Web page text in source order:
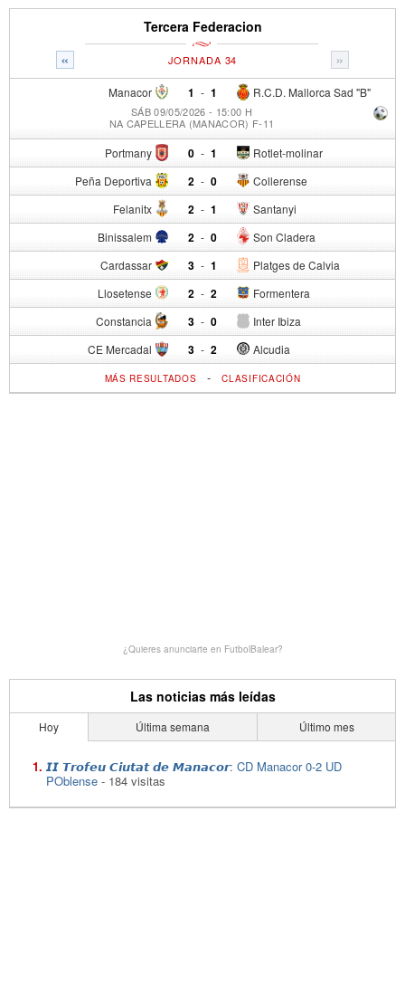
Tercera Federacion
« »
JORNADA 34
Manacor 1 - R.C.D. Mallorca Sad "B"
1
SÁB 09/05/2026 - 15:00 H
NA CAPELLERA (MANACOR) F-11
Portmany 0 - Rotlet-molinar
1
Peña Deportiva 2 - Collerense
0
Felanitx 2 - Santanyi
1
Binissalem 2 - Son Cladera
0
Cardassar 3 - Platges de Calvia
1
Llosetense 2 - Formentera
2
Constancia 3 - Inter Ibiza
0
CE Mercadal 3 - Alcudia
2
MÁS RESULTADOS -CLASIFICACIÓN
¿Quieres anunciarte en FutbolBalear?
Las noticias más leídas
Hoy Última semana Último mes
𝙄𝙄 𝙏𝙧𝙤𝙛𝙚𝙪 𝘾𝙞𝙪𝙩𝙖𝙩 𝙙𝙚 𝙈𝙖𝙣𝙖𝙘𝙤𝙧: CD Manacor 0-2 UD
POblense - 184 visitas